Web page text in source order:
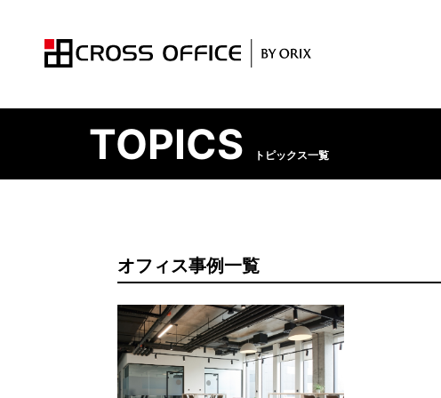
キャンペーン実施中
TOPICS トピックス一覧
オフィス事例一覧